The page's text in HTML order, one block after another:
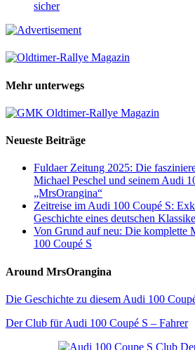
sicher
Mehr unterwegs
Neueste Beiträge
Fuldaer Zeitung 2025: Die
Michael Peschel und seinem Audi
„MrsOrangina“
Zeitreise im Audi 100 Coupé S:
Geschichte eines deutschen
Von Grund auf neu: Die komplette
100 Coupé S
Around MrsOrangina
Die Geschichte zu diesem Audi 100
Der Club für Audi 100 Coupé S – Fahrer